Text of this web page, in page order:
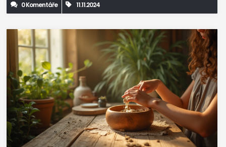
0 Komentáře 11.11.2024